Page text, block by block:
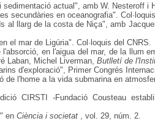
sedimentació actual", amb W. Nesteroff
secundàries en oceanografia".
al llarg de la costa de Niça", amb
el mar de Ligúria". Col·loquis del CNRS.
en l'aigua del mar, de la llum
Laban, Michel Liverman, Butlletí de
d'exploració", Primer Congrés
de l'home a la vida submarina en
CIRSTI -Fundació Cousteau
en Ciència i societat
, vol. 29, núm. 2.